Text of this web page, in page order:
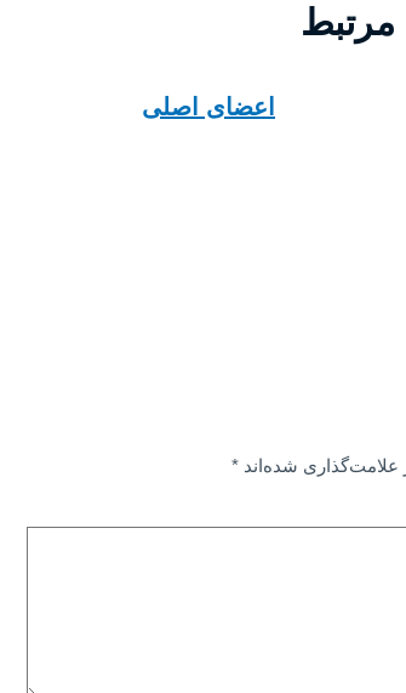
مرتبط
اعضای اصلی
علامت‌گذاری شده‌اند*